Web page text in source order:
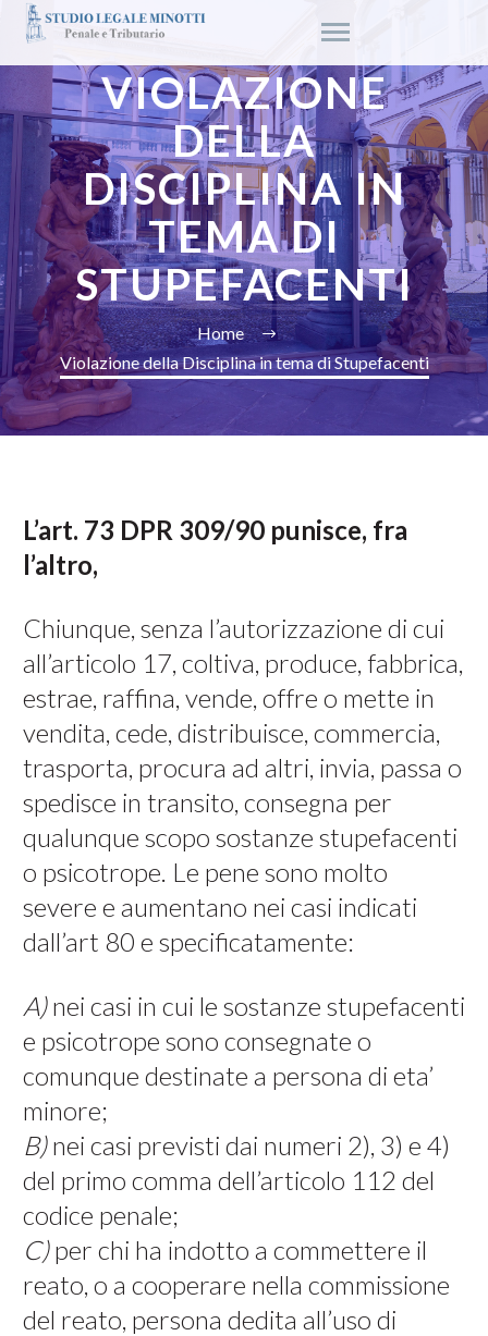
VIOLAZIONE
DELLA
DISCIPLINA IN
TEMA DI
STUPEFACENTI
Home
Violazione della Disciplina in tema di Stupefacenti
L’art. 73 DPR 309/90 punisce, fra
l’altro,
Chiunque, senza l’autorizzazione di cui
all’articolo 17, coltiva, produce, fabbrica,
estrae, raffina, vende, offre o mette in
vendita, cede, distribuisce, commercia,
trasporta, procura ad altri, invia, passa o
spedisce in transito, consegna per
qualunque scopo sostanze stupefacenti
o psicotrope. Le pene sono molto
severe e aumentano nei casi indicati
dall’art 80 e specificatamente:
A)nei casi in cui le sostanze stupefacenti
e psicotrope sono consegnate o
comunque destinate a persona di eta’
minore;
B)nei casi previsti dai numeri 2), 3) e 4)
del primo comma dell’articolo 112 del
codice penale;
C)per chi ha indotto a commettere il
reato, o a cooperare nella commissione
del reato, persona dedita all’uso di